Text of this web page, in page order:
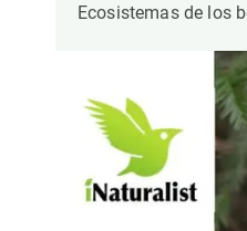
Ecosistemas de los